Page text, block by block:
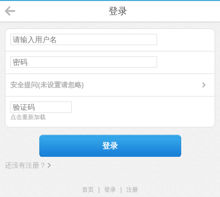
登录
安全提问(未设置请忽略)
点击重新加载
登录
还没有注册？
首页 登录
注册